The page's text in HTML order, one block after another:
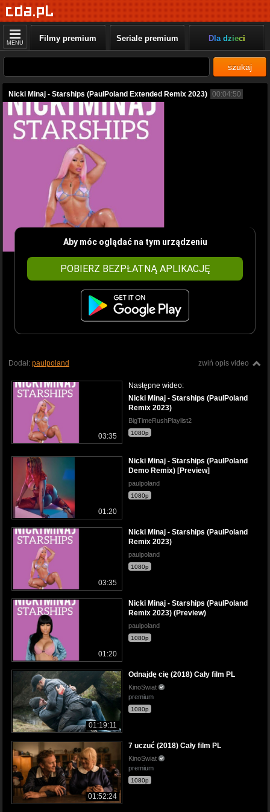
MENU Filmy premium Seriale premium Dla dzieci
szukaj
Nicki Minaj - Starships (PaulPoland Extended Remix 2023) 00:04:50
Aby móc oglądać na tym urządzeniu
POBIERZ BEZPŁATNĄ APLIKACJĘ
zwiń opis video
Dodał: paulpoland
03:35
Następne wideo:
Nicki Minaj - Starships (PaulPoland
Remix 2023)
BigTimeRushPlaylist2
1080p
01:20
Nicki Minaj - Starships (PaulPoland
Demo Remix) [Preview]
paulpoland
1080p
03:35
Nicki Minaj - Starships (PaulPoland
Remix 2023)
paulpoland
1080p
01:20
Nicki Minaj - Starships (PaulPoland
Remix 2023) (Preview)
paulpoland
1080p
01:19:11
Odnajdę cię (2018) Cały film PL
KinoSwiat
premium
1080p
01:52:24
7 uczuć (2018) Cały film PL
KinoSwiat
premium
1080p